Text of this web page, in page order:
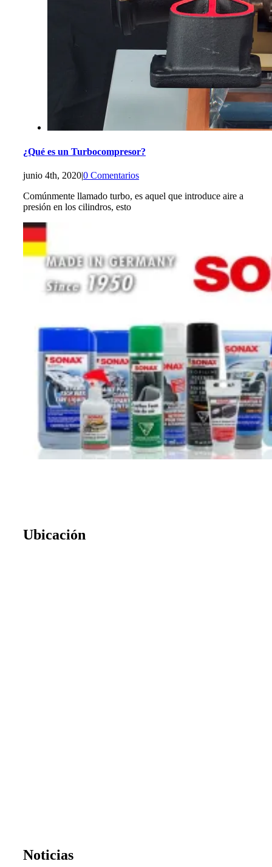
¿Qué es un Turbocompresor?
junio 4th, 2020|0 Comentarios
Comúnmente llamado turbo, es aquel que introduce aire a
presión en los cilindros, esto
Ubicación
Noticias